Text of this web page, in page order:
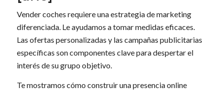
Vender coches requiere una estrategia de marketing
diferenciada. Le ayudamos a tomar medidas eficaces.
Las ofertas personalizadas y las campañas publicitarias
específicas son componentes clave para despertar el
interés de su grupo objetivo.
Te mostramos cómo construir una presencia online